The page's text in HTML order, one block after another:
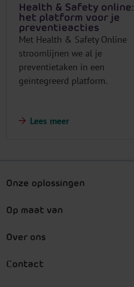
Health & Safety online:
het platform voor je
preventieacties
Met Health & Safety Online
stroomlijnen we al je
preventietaken in een
geïntegreerd platform.
Lees meer
Onze oplossingen
Op maat van
Over ons
Contact